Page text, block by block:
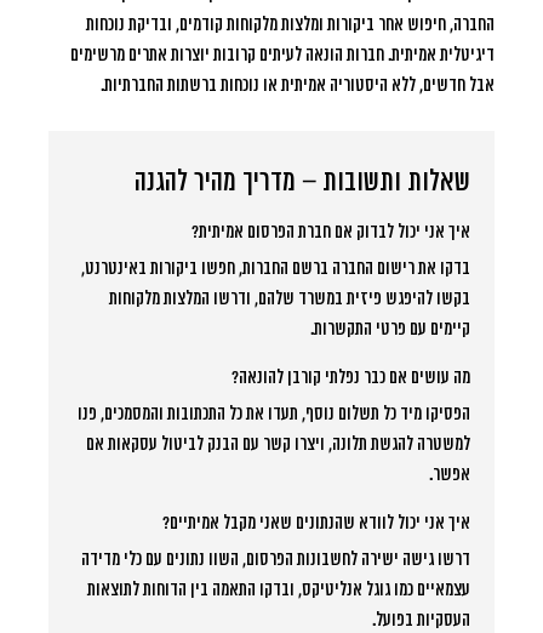
החברה, חיפוש אחר ביקורות ומלצות מלקוחות קודמים, ובדיקת נוכחות
דיגיטלית אמיתית. חברות הונאה לעיתים קרובות יוצרות אתרים מרשימים
אבל חדשים, ללא היסטוריה אמיתית או נוכחות ברשתות החברתיות.
שאלות ותשובות – מדריך מהיר להגנה
איך אני יכול לבדוק אם חברת הפרסום אמיתית?
בדקו את רישום החברה ברשם החברות, חפשו ביקורות באינטרנט,
בקשו להיפגש פיזית במשרד שלהם, ודרשו המלצות מלקוחות
קיימים עם פרטי התקשרות.
מה עושים אם כבר נפלתי קורבן להונאה?
הפסיקו מיד כל תשלום נוסף, תעדו את כל התכתובות והמסמכים, פנו
למשטרה להגשת תלונה, ויצרו קשר עם הבנק לביטול עסקאות אם
אפשר.
איך אני יכול לוודא שהנתונים שאני מקבל אמיתיים?
דרשו גישה ישירה לחשבונות הפרסום, השוו נתונים עם כלי מדידה
עצמאיים כמו גוגל אנליטיקס, ובדקו התאמה בין הדוחות לתוצאות
העסקיות בפועל.